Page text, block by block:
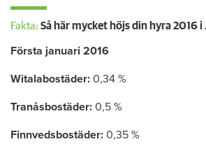
Fakta: Så här mycket höjs din hyra 2016
Första januari 2016
Witalabostäder: 0,34 %
Tranåsbostäder: 0,5 %
Finnvedsbostäder: 0,35 %